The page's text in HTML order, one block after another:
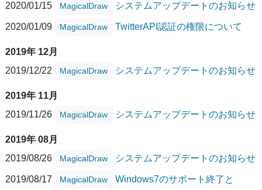
2020/01/15 MagicalDraw システムアップデートのお知らせ
2020/01/09 MagicalDraw TwitterAPI認証の権限について
2019年 12月
2019/12/22
MagicalDraw システムアップデートのお知らせ
2019年 11月
2019/11/26
MagicalDraw システムアップデートのお知らせ
2019年 08月
2019/08/26
MagicalDraw システムアップデートのお知らせ
2019/08/17 MagicalDraw
Windows7のサポート終了と